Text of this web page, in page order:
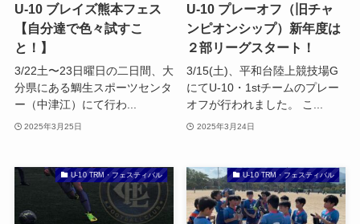
U-10 ブレイズ熊本フェス
【自分達で色々試すこ
と！】
3/22土〜23日曜日の二日間、大
分県にある鯛生スポーツセンタ
ー（中津江）にて行わ...
2025年3月25日
U-10 プレーオフ（旧チャ
ンピオンシップ）新年度は
２部リーグスタート！
3/15(土)、平和台陸上競技場G
にてU-10・1stチームのプレー
オフが行われました。 こ...
2025年3月24日
U-10 TRM・フェスティバル U-10 TRM・フェスティバル